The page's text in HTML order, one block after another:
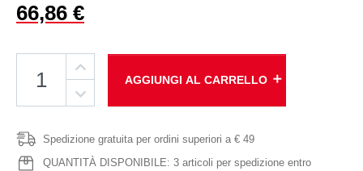
66,86 €
AGGIUNGI AL CARRELLO add
Spedizione gratuita per ordini superiori a € 49
QUANTITÀ DISPONIBILE: 3 articoli per spedizione entro